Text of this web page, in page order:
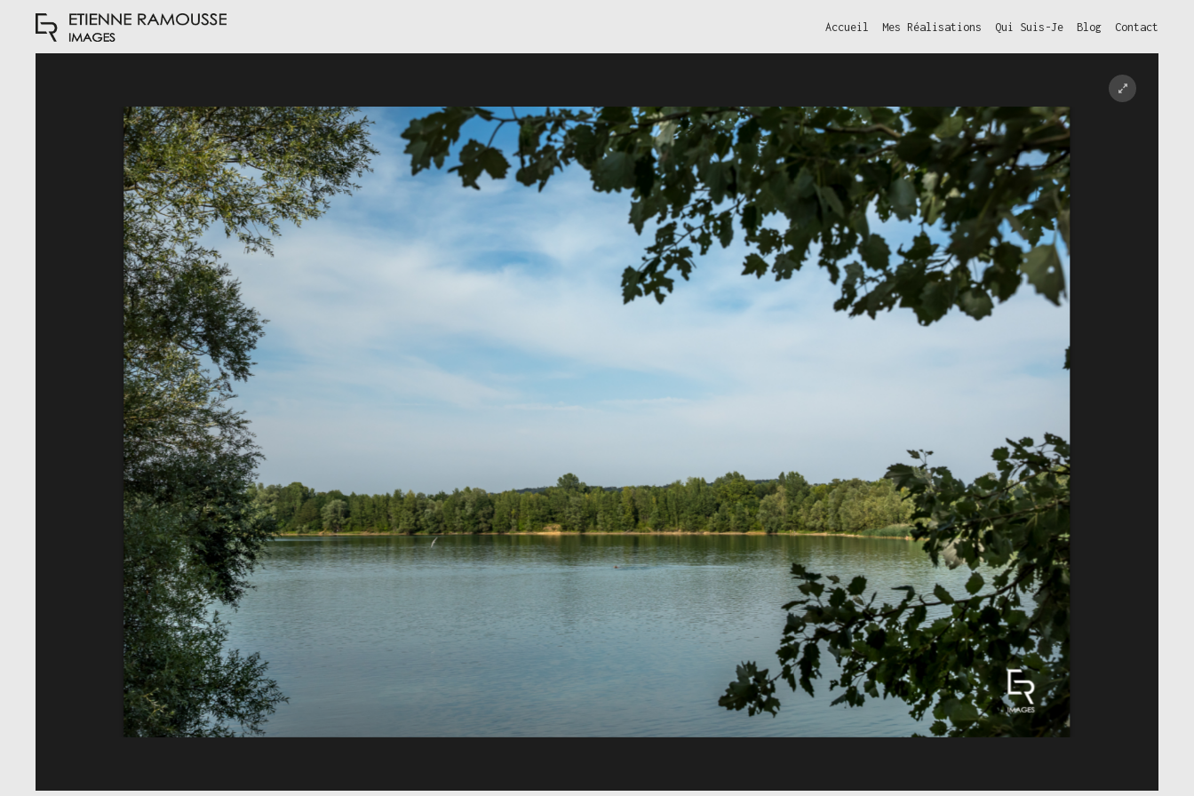
Accueil Mes Réalisations Qui Suis-Je Blog Contact